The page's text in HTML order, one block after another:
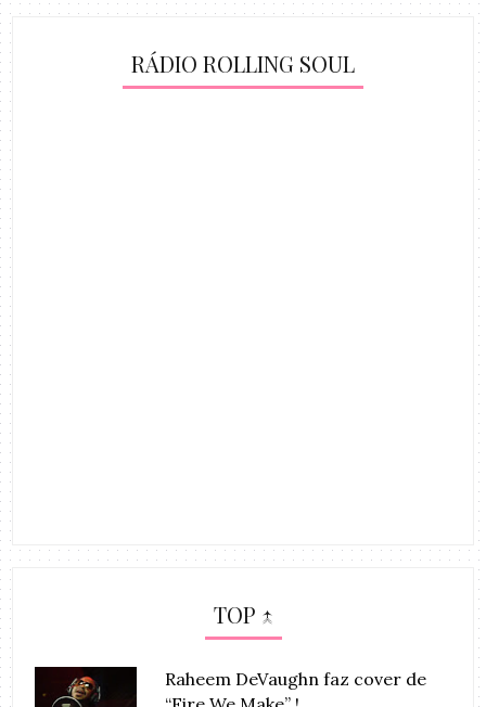
RÁDIO ROLLING SOUL
TOP ↑
Raheem DeVaughn faz cover de